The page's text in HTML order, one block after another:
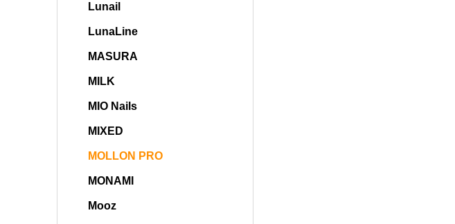
Lunail
LunaLine
MASURA
MILK
MIO Nails
MIXED
MOLLON PRO
MONAMI
Mooz